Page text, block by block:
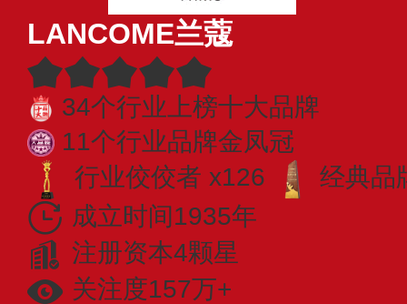
LANCOME兰蔻
34个行业上榜十大品牌
11个行业品牌金凤冠
行业佼佼者 x126
经典品
成立时间1935年
注册资本4颗星
关注度157万+